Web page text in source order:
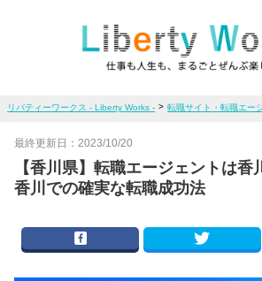
リバティーワークス - Liberty Works - > 転職サイト・転職エー
最終更新日： 2023/10/20
【香川県】転職エージェントは香
香川での確実な転職成功法